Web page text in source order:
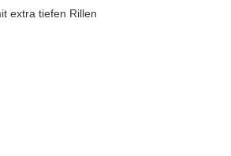
extra tiefen Rillen